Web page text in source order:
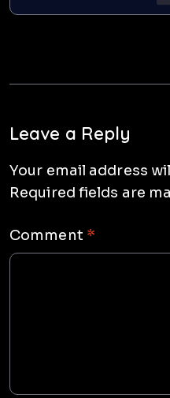
Leave a Reply
Your email address
Required fields are
Comment *